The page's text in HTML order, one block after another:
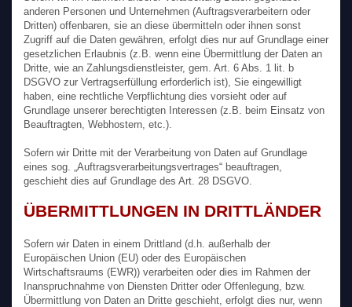
anderen Personen und Unternehmen (Auftragsverarbeitern oder
Dritten) offenbaren, sie an diese übermitteln oder ihnen sonst
Zugriff auf die Daten gewähren, erfolgt dies nur auf Grundlage einer
gesetzlichen Erlaubnis (z.B. wenn eine Übermittlung der Daten an
Dritte, wie an Zahlungsdienstleister, gem. Art. 6 Abs. 1 lit. b
DSGVO zur Vertragserfüllung erforderlich ist), Sie eingewilligt
haben, eine rechtliche Verpflichtung dies vorsieht oder auf
Grundlage unserer berechtigten Interessen (z.B. beim Einsatz von
Beauftragten, Webhostern, etc.).
Sofern wir Dritte mit der Verarbeitung von Daten auf Grundlage
eines sog. „Auftragsverarbeitungsvertrages“ beauftragen,
geschieht dies auf Grundlage des Art. 28 DSGVO.
ÜBERMITTLUNGEN IN DRITTLÄNDER
Sofern wir Daten in einem Drittland (d.h. außerhalb der
Europäischen Union (EU) oder des Europäischen
Wirtschaftsraums (EWR)) verarbeiten oder dies im Rahmen der
Inanspruchnahme von Diensten Dritter oder Offenlegung, bzw.
Übermittlung von Daten an Dritte geschieht, erfolgt dies nur, wenn